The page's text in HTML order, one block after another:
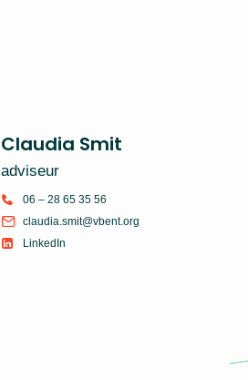
Claudia Smit
adviseur
06 – 28 65 35 56
claudia.smit@vbent.org
LinkedIn